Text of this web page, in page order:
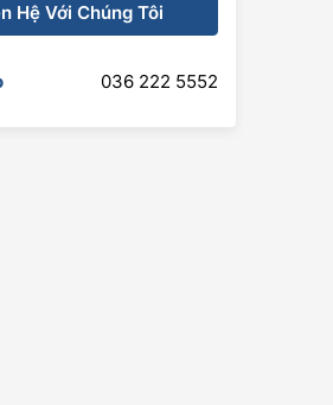
Hệ Với Chúng Tôi
036 222 5552